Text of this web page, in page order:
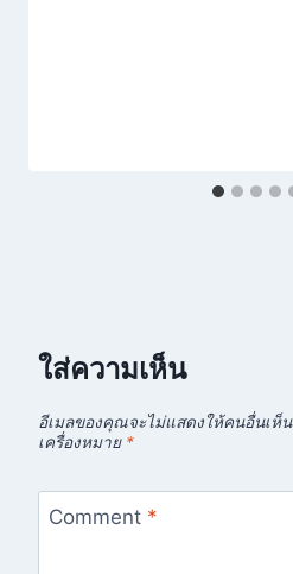
ใส่ความเห็น
อีเมลของคุณจะไม่แสดงให้คนอื่นเห็น
เครื่องหมาย *
Comment *